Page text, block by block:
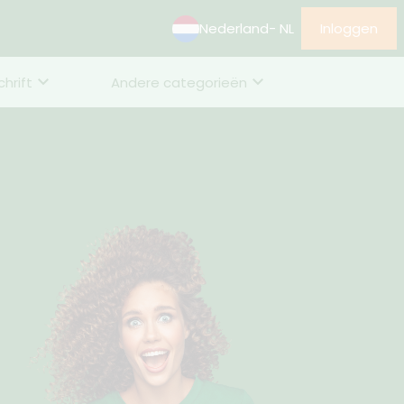
Nederland- NL Inloggen
Andere categorieën